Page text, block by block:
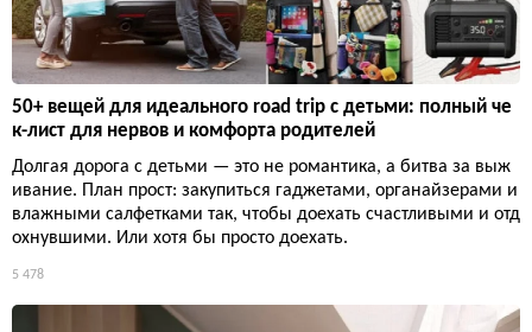
50+ вещей для идеального road trip с детьми: полный че
к-лист для нервов и комфорта родителей
Долгая дорога с детьми — это не романтика, а битва за выж
ивание. План прост: закупиться гаджетами, органайзерами и
влажными салфетками так, чтобы доехать счастливыми и отд
охнувшими. Или хотя бы просто доехать.
5 478